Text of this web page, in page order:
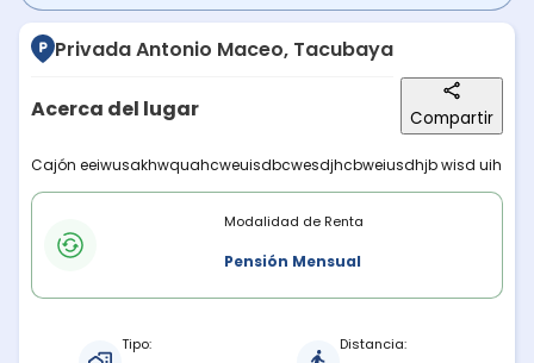
Privada Antonio Maceo, Tacubaya
Acerca del lugar Compartir
Descripción del lugar
Cajón eeiwusakhwquahcweuisdbcwesdjhcbweiusdhjb wisd uih
Modalidades de rentaModalidad de Renta
Pensión Mensual
Tipo:
Distancia: